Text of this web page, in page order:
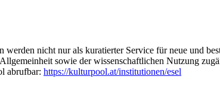
nicht nur als kuratierter Service für neue und
sowie der wissenschaftlichen Nutzung
abrufbar: https://kulturpool.at/institutionen/esel